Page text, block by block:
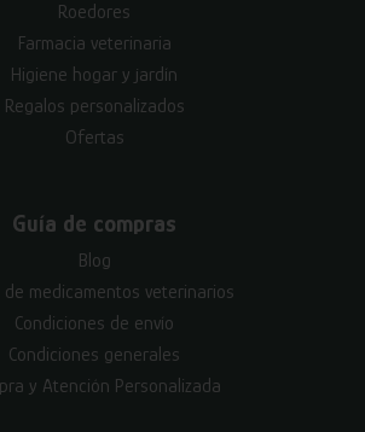
Roedores
Farmacia veterinaria
Higiene hogar y jardín
Regalos personalizados
Ofertas
Guía de compras
Blog
de medicamentos veterinarios
Condiciones de envío
Condiciones generales
y Atención Personalizada